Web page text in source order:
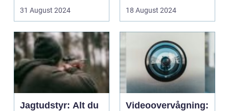
af ...
31 August 2024 18 August 2024
Jagtudstyr: Alt du
Videoovervågning: